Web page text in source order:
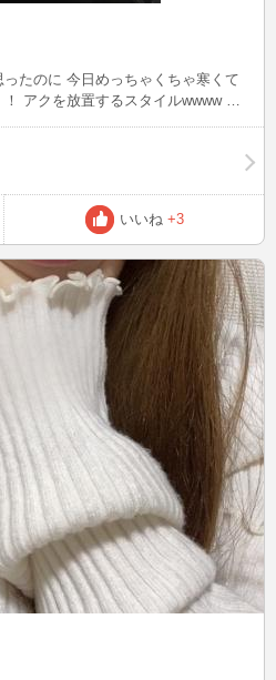
たのに 今日めっちゃくちゃ寒くて
アクを放置するスタイルwwww 今
ゲラ笑って盛り上がりましょ
いいね +3